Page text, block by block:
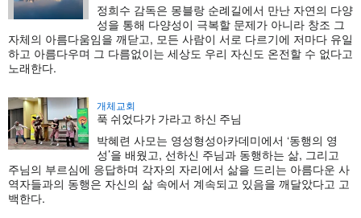
정희수 감독은 몽블랑 순례길에서 만난 자연의 다양
성을 통해 다양성이 극복할 문제가 아니라 창조 그
자체의 아름다움임을 깨닫고, 모든 사람이 서로 다르기에 저마다 유일
하고 아름다우며 그 다름없이는 세상도 우리 자신도 온전할 수 없다고
노래한다.
개체교회
푹 쉬었다가 가라고 하신 주님
박혜련 사모는 영성형성아카데미에서 ‘동행의 영
성’을 배웠고, 선하신 주님과 동행하는 삶, 그리고
주님의 부르심에 응답하며 각자의 자리에서 삶을 드리는 아름다운 사
역자들과의 동행은 자신의 삶 속에서 계속되고 있음을 깨달았다고 고
백한다.